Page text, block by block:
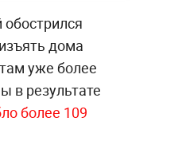
дома
уже более
в результате
более 109